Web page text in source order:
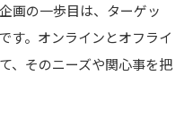
画の一歩目は、ターゲッ
す。オンラインとオフライ
、そのニーズや関心事を把